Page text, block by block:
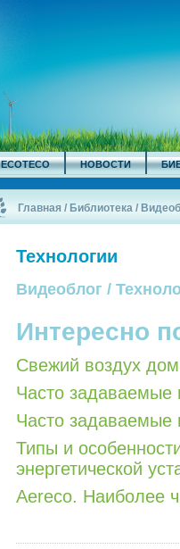
ECOTECO НОВОСТИ
Главная / Библиотека /
Технологии
Видеоблог /
Интересно
Свежий воздух
Часто задаваемые
Часто задаваемые
Типы и
энергетической
Aereco. Наиболее